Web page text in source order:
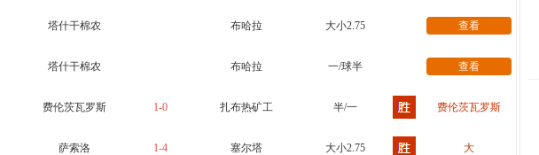
塔什干棉农 布哈拉 大小2.75 查看
塔什干棉农 布哈拉 一/球半 查看
费伦茨瓦罗斯 1-0 扎布热矿工 半/一 费伦茨瓦罗斯
萨索洛 1-4 塞尔塔 大小2.75 大